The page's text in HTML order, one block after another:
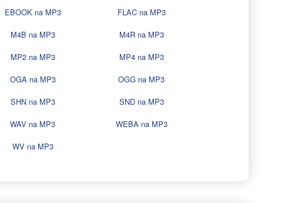
EBOOK na MP3
FLAC na MP3
M4B na MP3
M4R na MP3
MP2 na MP3
MP4 na MP3
OGA na MP3
OGG na MP3
SHN na MP3
SND na MP3
WAV na MP3
WEBA na MP3
WV na MP3